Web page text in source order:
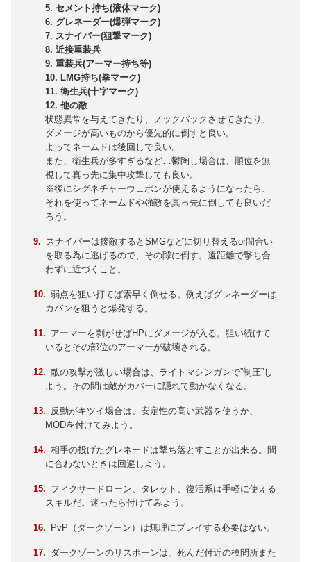
5. セメント持ち(液体マーク)
6. グレネーダー(爆弾マーク)
7. スナイパー(狙撃マーク)
8. 近接重装兵
9. 重装兵(アーマー持ち等)
10. LMG持ち(拳マーク)
11. 衛生兵(十字マーク)
12. 他の敵
状態異常を与えてきたり、ノックバックさせてきたり、
ダメージが高いものから優先的に倒すと良い。
よってネームドは後回しで良い。
また、衛生兵が多すぎるなど…鬱陶し場合は、順位を無
視して真っ先に集中攻撃しても良い。
※後にシグネチャーウェポンが使えるようになったら、
それを使ってネームドや強敵を真っ先に倒しても良いだ
ろう。
スナイパーは接敵するとSMGなどに切り替えるor間合い
を取る為に逃げるので、その隙に倒す。遠距離で撃ち合
わずに近づくこと。
弱点を狙い打てば素早く倒せる。例えばグレネーダーは
カバンを狙うと爆発する。
アーマーを剥がせばHPにダメージが入る。狙い続けて
いるとその部位のアーマーが破壊される。
敵の攻撃が激しい場合は、ライトマシンガンで”制圧”し
よう。その間は敵がカバーに隠れて動かなくなる。
反動がキツイ場合は、安定性の高い武器を使うか、
MODを付けてみよう。
相手の投げたグレネードは撃ち落とすことが出来る。間
に合わないときは回避しよう。
フィクサードローン、タレット、復活系は手軽に使える
スキルだ。迷ったら付けてみよう。
PvP（ダークゾーン）は無理にプレイする必要はない。
ダークゾーンのリスポーンは、死んだ付近の検問所また